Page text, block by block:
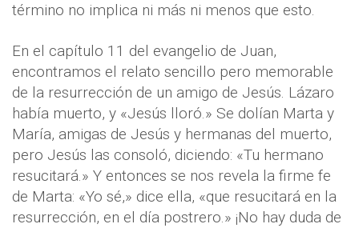
término no implica ni más ni menos que esto.
En el capítulo 11 del evangelio de Juan,
encontramos el relato sencillo pero memorable
de la resurrección de un amigo de Jesús. Lázaro
había muerto, y «Jesús lloró.» Se dolían Marta y
María, amigas de Jesús y hermanas del muerto,
pero Jesús las consoló, diciendo: «Tu hermano
resucitará.» Y entonces se nos revela la firme fe
de Marta: «Yo sé,» dice ella, «que resucitará en la
resurrección, en el día postrero.» ¡No hay duda de